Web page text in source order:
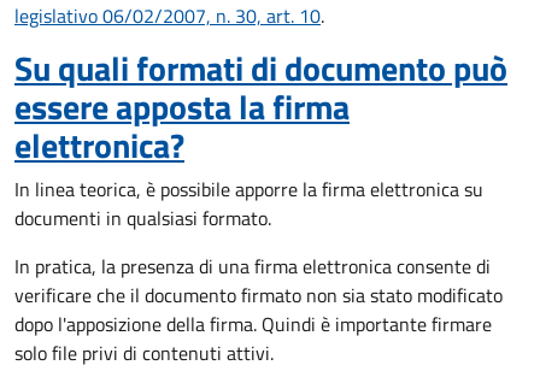
legislativo 06/02/2007, n. 30, art. 10.
Su quali formati di documento può
essere apposta la firma
elettronica?
In linea teorica, è possibile apporre la firma elettronica su
documenti in qualsiasi formato.
In pratica, la presenza di una firma elettronica consente di
verificare che il documento firmato non sia stato modificato
dopo l'apposizione della firma. Quindi è importante firmare
solo file privi di contenuti attivi.